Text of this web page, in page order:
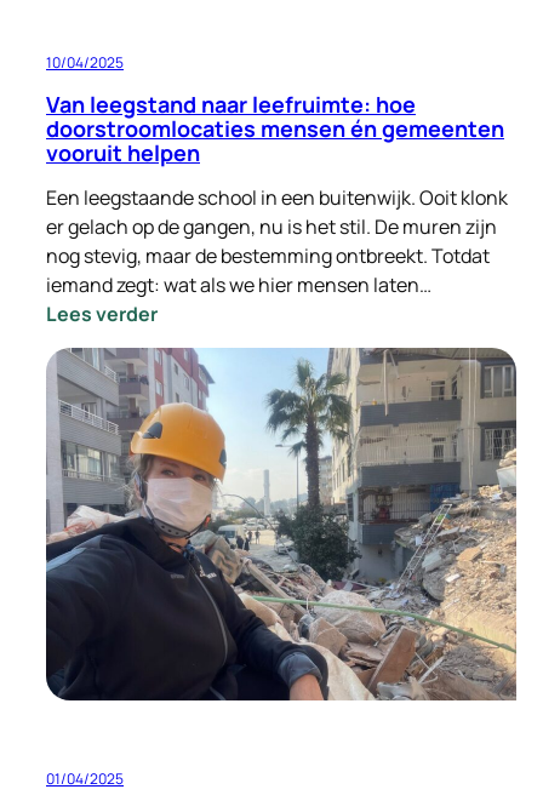
10/04/2025
Van leegstand naar leefruimte: hoe
doorstroomlocaties mensen én gemeenten
vooruit helpen
Een leegstaande school in een buitenwijk. Ooit klonk
er gelach op de gangen, nu is het stil. De muren zijn
nog stevig, maar de bestemming ontbreekt. Totdat
iemand zegt: wat als we hier mensen laten…
Lees verder:
Van
leegstand
naar
leefruimte:
hoe
doorstroomlocaties
mensen
én
gemeenten
vooruit
helpen
01/04/2025